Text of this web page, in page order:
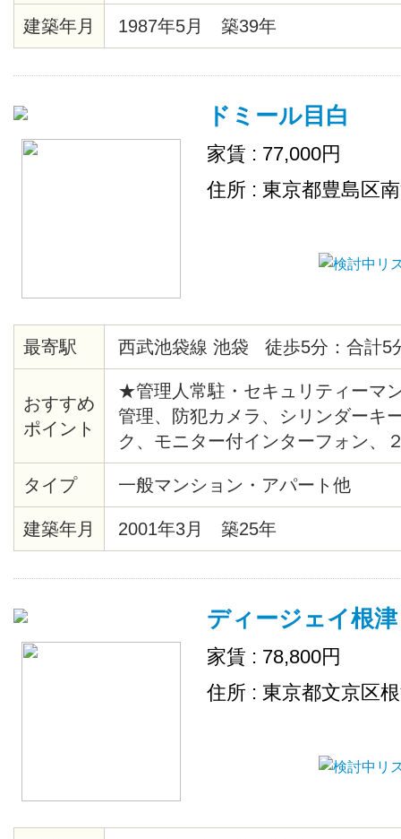
見えます。２/２８までに契約完
です。
建築年月 1987年5月 築39年
ドミール目白
家賃 : 77,000円
住所 : 東京都豊島区
最寄駅 西武池袋線 池袋 徒歩5分：合計5
おすすめ
ポイント
★管理人常駐・セキュリティー
管理、防犯カメラ、シリンダーキ
ク、モニター付インターフォン、
システム給湯、バストイレ別、洗
ー、クッションフロア、各居室照
ト、シューズボックス、エレベー
ー、ゴミ置場、駐輪場、地上デジ
タイプ 一般マンション・アパート他
建築年月 2001年3月 築25年
ディージェイ根津
家賃 : 78,800円
住所 : 東京都文京区